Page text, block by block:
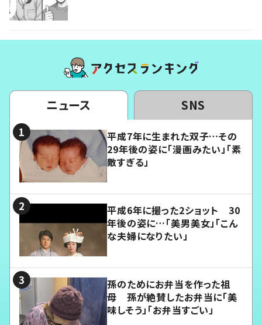
ニュース SNS
平成7年に生まれた双子…その
29年後の姿に「漫画みたい」「素
敵すぎる」
平成6年に撮った2ショット 30
年後の姿に…「美男美女」「こん
な夫婦になりたい」
孫のためにお弁当を作った祖
母 孫が絶賛したお弁当に「美
味しそう」「お弁当すごい」